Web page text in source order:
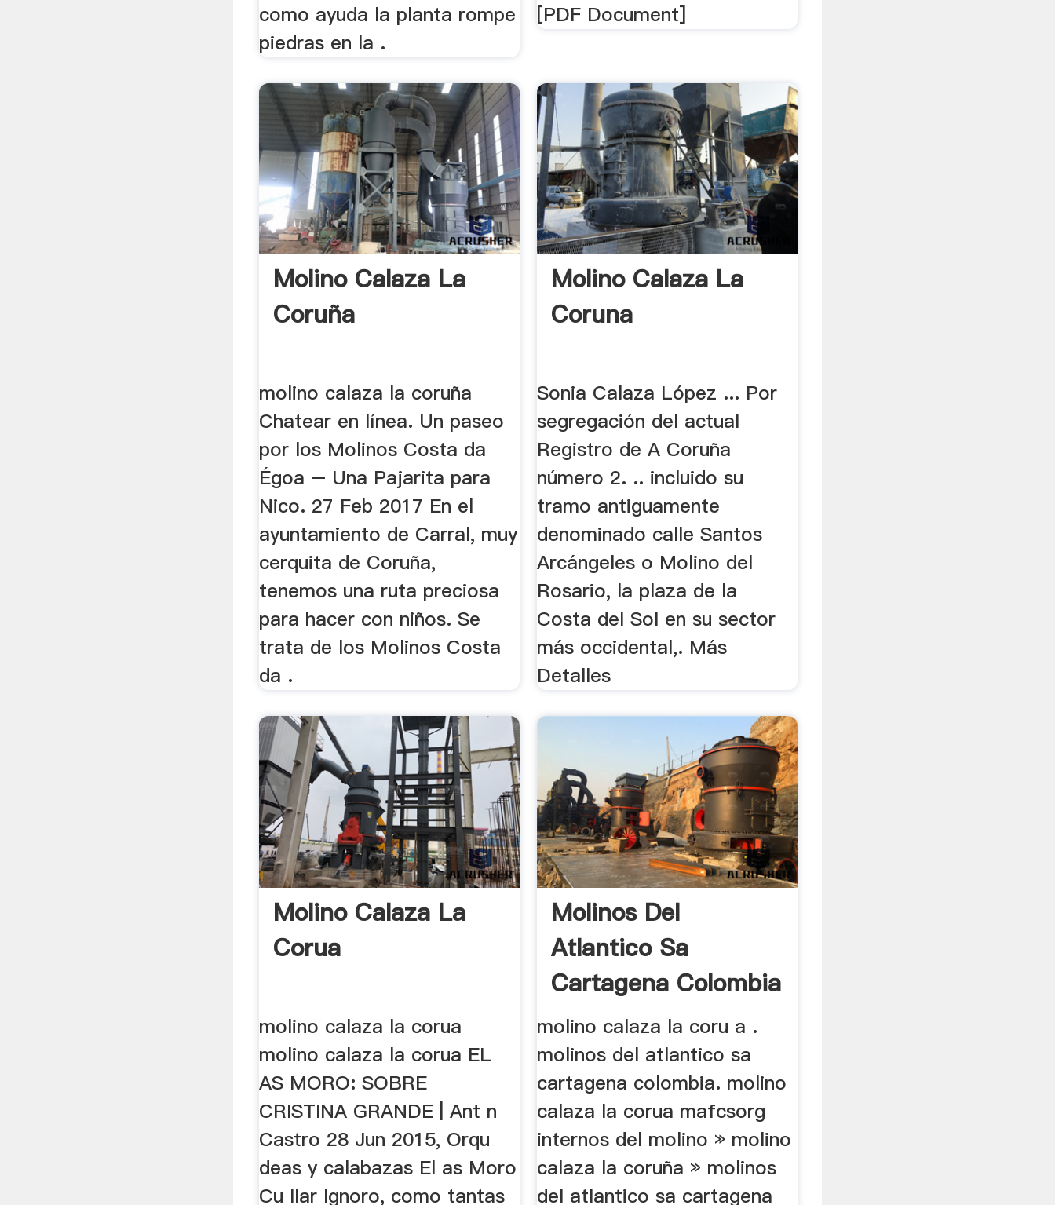
como ayuda la planta rompe
piedras en la .
[PDF Document]
Molino Calaza La
Coruña
molino calaza la coruña
Chatear en línea. Un paseo
por los Molinos Costa da
Égoa – Una Pajarita para
Nico. 27 Feb 2017 En el
ayuntamiento de Carral, muy
cerquita de Coruña,
tenemos una ruta preciosa
para hacer con niños. Se
trata de los Molinos Costa
da .
Molino Calaza La
Coruna
Sonia Calaza López ... Por
segregación del actual
Registro de A Coruña
número 2. .. incluido su
tramo antiguamente
denominado calle Santos
Arcángeles o Molino del
Rosario, la plaza de la
Costa del Sol en su sector
más occidental,. Más
Detalles
Molino Calaza La
Corua
molino calaza la corua
molino calaza la corua EL
AS MORO: SOBRE
CRISTINA GRANDE | Ant n
Castro 28 Jun 2015, Orqu
deas y calabazas El as Moro
Cu llar Ignoro, como tantas
Molinos Del
Atlantico Sa
Cartagena Colombia
molino calaza la coru a .
molinos del atlantico sa
cartagena colombia. molino
calaza la corua mafcsorg
internos del molino » molino
calaza la coruña » molinos
del atlantico sa cartagena